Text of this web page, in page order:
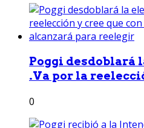
Poggi desdoblará
.Va por la
0